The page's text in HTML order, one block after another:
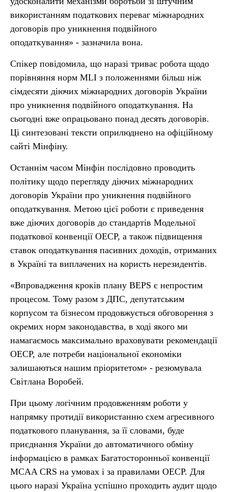
використанням податкових переваг міжнародних
договорів про уникнення подвійного
оподаткування» - зазначила вона.
Спікер повідомила, що наразі триває робота щодо
порівняння норм MLI з положеннями більш ніж
сімдесяти діючих міжнародних договорів України
про уникнення подвійного оподаткування. На
сьогодні вже опрацьовано понад десять договорів.
Ці синтезовані тексти оприлюднено на офіційному
сайті Мінфіну.
Останнім часом Мінфін послідовно проводить
політику щодо перегляду діючих міжнародних
договорів України про уникнення подвійного
оподаткування. Метою цієї роботи є приведення
вже діючих договорів до стандартів Модельної
податкової конвенції ОЕСР, а також підвищення
ставок оподаткування пасивних доходів, отриманих
в Україні та виплачених на користь нерезидентів.
«Впровадження кроків плану BEPS є непростим
процесом. Тому разом з ДПС, депутатським
корпусом та бізнесом продовжується обговорення з
окремих норм законодавства, в ході якого ми
намагаємось максимально враховувати рекомендації
ОЕСР, але потреби національної економіки
залишаються нашим пріоритетом» - резюмувала
Світлана Воробей.
При цьому логічним продовженням роботи у
напрямку протидії використанню схем агресивного
податкового планування, за її словами, буде
приєднання України до автоматичного обміну
інформацією в рамках Багатосторонньої конвенції
MCAA CRS на умовах і за правилами ОЕСР. Для
цього наразі Україна успішно проходить аудит щодо